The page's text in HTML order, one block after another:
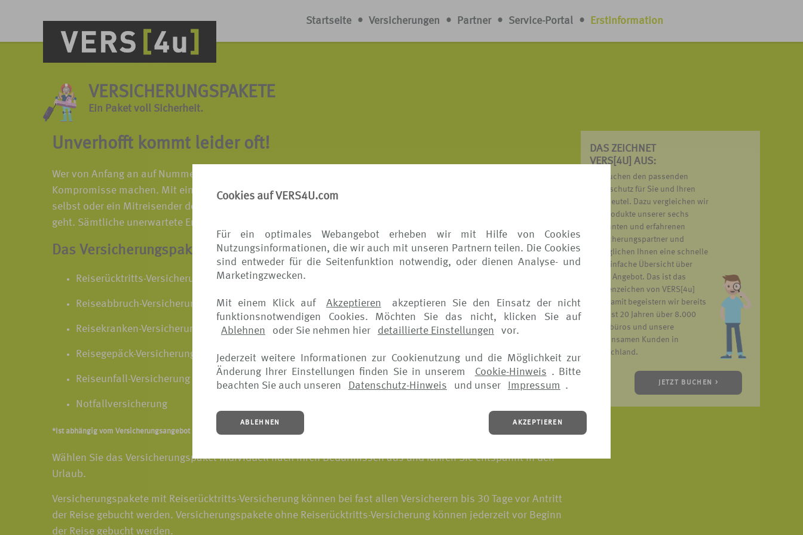
Cookies auf VERS4U.com
Für ein optimales Webangebot erheben wir mit Hilfe von Cookies
Nutzungsinformationen, die wir auch mit unseren Partnern teilen. Die Cookies
sind entweder für die Seitenfunktion notwendig, oder dienen Analyse- und
Marketingzwecken.
Mit einem Klick auf Akzeptieren
akzeptieren Sie den Einsatz der nicht
funktionsnotwendigen Cookies. Möchten Sie das nicht, klicken Sie auf
Ablehnen
oder Sie nehmen hier detaillierte Einstellungen vor.
Jederzeit weitere Informationen zur Cookienutzung und die Möglichkeit zur
Änderung Ihrer Einstellungen finden Sie in unserem
Cookie-Hinweis . Bitte
beachten Sie auch unseren
Datenschutz-Hinweis und unser Impressum .
ABLEHNEN AKZEPTIEREN
Startseite • Versicherungen • Partner • Service-Portal • Erstinformation
VERSICHERUNGSPAKETE
Ein Paket voll Sicherheit.
Unverhofft kommt leider oft!
Wer von Anfang an auf Nummer sicher gehen will, der sollte bei der Auswahl seines Reiseschutzes keine
Kompromisse machen. Mit einem Versicherungspaket sind Sie und Ihre Familie rundum geschützt. Egal ob Sie
selbst oder ein Mitreisender den Urlaub nicht antreten können, ein Unfall geschieht oder das Gepäck verloren
geht. Sämtliche unerwartete Ereignisse sind mit einem persönlichen Versicherungspaket abgedeckt.
Das Versicherungspaket könnte beispielsweise folgende Leistungen enthalten*:
Reiserücktritts-Versicherung
Reiseabbruch-Versicherung
Reisekranken-Versicherung
Reisegepäck-Versicherung
Reiseunfall-Versicherung
Notfallversicherung
*Ist abhängig vom Versicherungsangebot und Versicherer. Details entnehmen Sie bitte den jeweiligen Versicherungsbedingungen.
Wählen Sie das Versicherungspaket individuell nach Ihren Bedürfnissen aus und fahren Sie entspannt in den
Urlaub.
Versicherungspakete mit Reiserücktritts-Versicherung können bei fast allen Versicherern bis 30 Tage vor Antritt
der Reise gebucht werden. Versicherungspakete ohne Reiserücktritts-Versicherung können jederzeit vor Beginn
der Reise gebucht werden.
DAS ZEICHNET
VERS[4U] AUS:
Wir suchen den passenden
Reiseschutz für Sie und Ihren
Geldbeutel. Dazu vergleichen wir
die Produkte unserer sechs
bekannten und erfahrenen
Versicherungspartner und
ermöglichen Ihnen eine schnelle
und einfache Übersicht über
unser Angebot. Das ist das
Markenzeichen von VERS[4u]
und damit begeistern wir bereits
seit fast 20 Jahren über 8.000
Reisebüros und unsere
gemeinsamen Kunden in
Deutschland.
JETZT BUCHEN >